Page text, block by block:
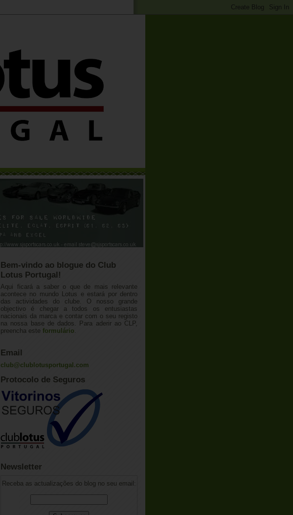
Bem-vindo ao blogue do Club
Lotus Portugal!
Aqui ficará a saber o que de mais relevante
acontece no mundo Lotus e estará por dentro
das actividades do clube. O nosso grande
objectivo é chegar a todos os entusiastas
nacionais da marca e contar com o seu registo
na nossa base de dados. Para aderir ao CLP,
preencha este formulário.
Email
club@clublotusportugal.com
Protocolo de Seguros
Newsletter
Receba as actualizações do blog no seu email: